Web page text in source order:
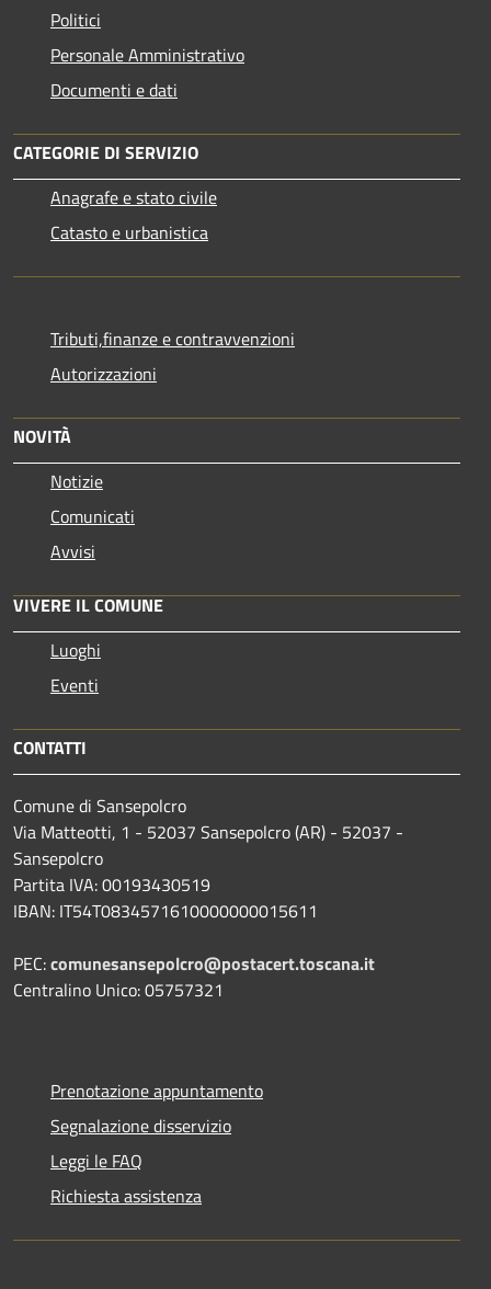
Politici
Personale Amministrativo
Documenti e dati
CATEGORIE DI SERVIZIO
Anagrafe e stato civile
Catasto e urbanistica
Tributi,finanze e contravvenzioni
Autorizzazioni
NOVITÀ
Notizie
Comunicati
Avvisi
VIVERE IL COMUNE
Luoghi
Eventi
CONTATTI
Comune di Sansepolcro
Via Matteotti, 1 - 52037 Sansepolcro (AR) - 52037 -
Sansepolcro
Partita IVA: 00193430519
IBAN: IT54T0834571610000000015611
PEC:comunesansepolcro@postacert.toscana.it
Centralino Unico: 05757321
Prenotazione appuntamento
Segnalazione disservizio
Leggi le FAQ
Richiesta assistenza